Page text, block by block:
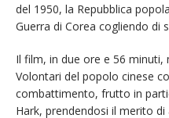
del 1950, la Repubblica
Guerra di Corea cogliendo di
Il film, in due ore e 56 minuti,
Volontari del popolo cinese
combattimento, frutto in
Hark, prendendosi il merito